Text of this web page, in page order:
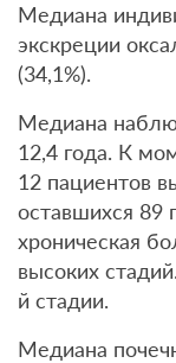
Медиана
экскреции
(34,1%).
Медиана
12,4 года. К
12 пациентов
оставшихся 89
хроническая
высоких
й стадии.
Медиана